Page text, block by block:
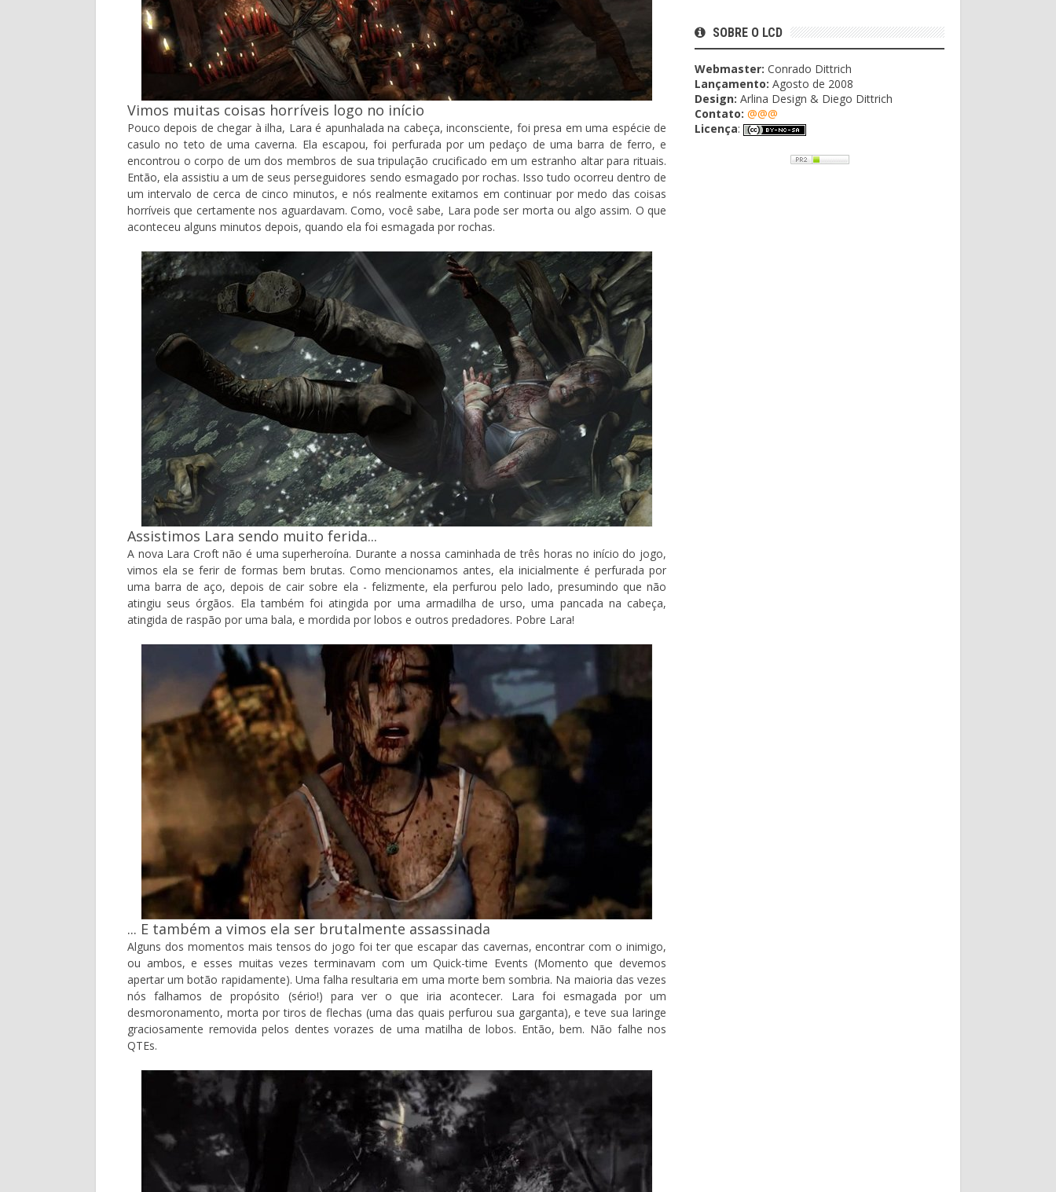
Vimos muitas coisas horríveis logo no início
Pouco depois de chegar à ilha, Lara é apunhalada na cabeça, inconsciente, foi presa em uma espécie de
casulo no teto de uma caverna. Ela escapou, foi perfurada por um pedaço de uma barra de ferro, e
encontrou o corpo de um dos membros de sua tripulação crucificado em um estranho altar para rituais.
Então, ela assistiu a um de seus perseguidores sendo esmagado por rochas. Isso tudo ocorreu dentro de
um intervalo de cerca de cinco minutos, e nós realmente exitamos em continuar por medo das coisas
horríveis que certamente nos aguardavam. Como, você sabe, Lara pode ser morta ou algo assim. O que
aconteceu alguns minutos depois, quando ela foi esmagada por rochas.
Assistimos Lara sendo muito ferida...
A nova Lara Croft não é uma superheroína. Durante a nossa caminhada de três horas no início do jogo,
vimos ela se ferir de formas bem brutas. Como mencionamos antes, ela inicialmente é perfurada por
uma barra de aço, depois de cair sobre ela - felizmente, ela perfurou pelo lado, presumindo que não
atingiu seus órgãos. Ela também foi atingida por uma armadilha de urso, uma pancada na cabeça,
atingida de raspão por uma bala, e mordida por lobos e outros predadores. Pobre Lara!
... E também a vimos ela ser brutalmente assassinada
Alguns dos momentos mais tensos do jogo foi ter que escapar das cavernas, encontrar com o inimigo,
ou ambos, e esses muitas vezes terminavam com um Quick-time Events (Momento que devemos
apertar um botão rapidamente). Uma falha resultaria em uma morte bem sombria. Na maioria das vezes
nós falhamos de propósito (sério!) para ver o que iria acontecer. Lara foi esmagada por um
desmoronamento, morta por tiros de flechas (uma das quais perfurou sua garganta), e teve sua laringe
graciosamente removida pelos dentes vorazes de uma matilha de lobos. Então, bem. Não falhe nos
QTEs.
SOBRE O LCD
Webmaster: Conrado Dittrich
Lançamento: Agosto de 2008
Design: Arlina Design & Diego Dittrich
Contato: @@@
Licença: